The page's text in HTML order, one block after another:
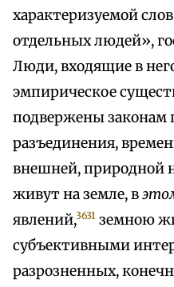
характеризуемой
отдельных людей»,
Люди, входящие в
эмпирическое
подвержены законам
разъединения,
внешней, природной
живут на земле, в
явлений,3631 земною
субъективными
разрозненных,